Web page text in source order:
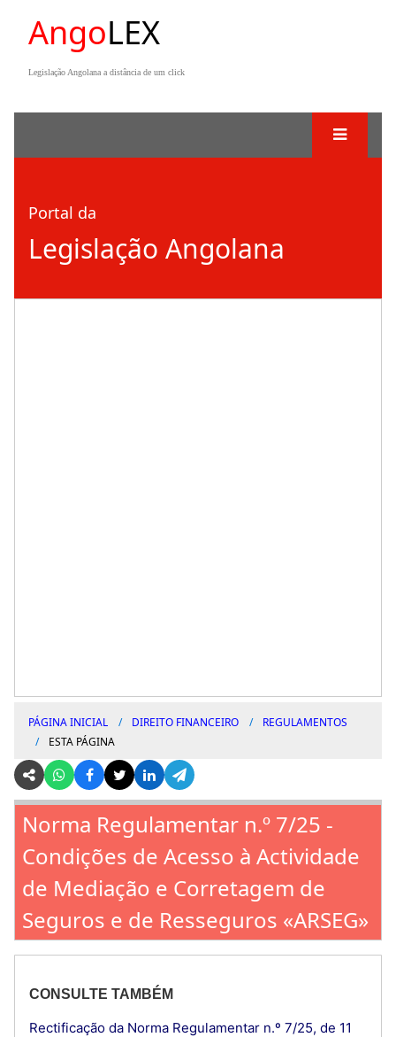
AngoLEX
Legislação Angolana a distância de um click
Portal da
Legislação Angolana
PÁGINA INICIAL DIREITO FINANCEIRO
REGULAMENTOS
ESTA PÁGINA
Norma Regulamentar n.º 7/25 -
Condições de Acesso à Actividade
de Mediação e Corretagem de
Seguros e de Resseguros «ARSEG»
CONSULTE TAMBÉM
Rectificação da Norma Regulamentar n.º 7/25, de 11